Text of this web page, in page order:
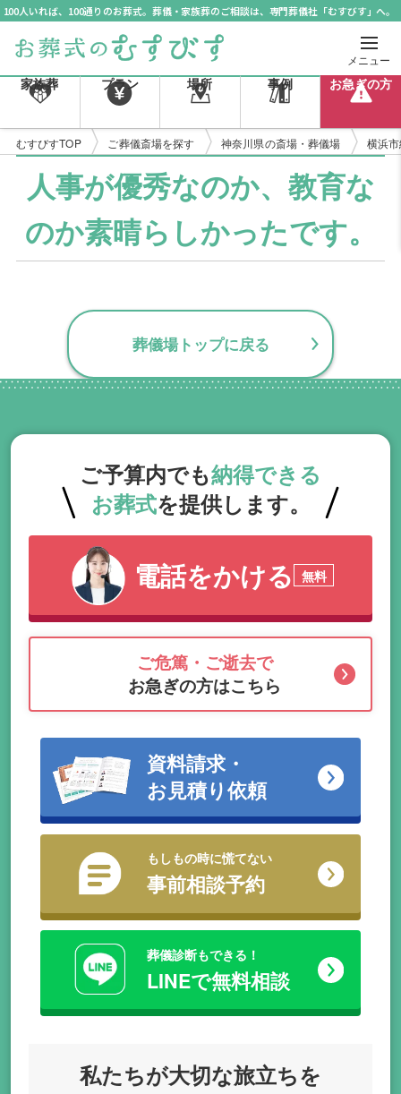
100人いれば、100通りのお葬式。葬儀・家族葬のご相談は、専門葬儀社「むすびす」へ。
メニュー
家族葬 プラン 場所 事例 お急ぎの方
むすびすTOP ご葬儀斎場を探す 神奈川県の斎場・葬儀場 横浜
人事が優秀なのか、教育な
のか素晴らしかったです。
葬儀場トップに戻る
ご予算内でも納得できる
お葬式を提供します。
電話をかける 無料
ご危篤・ご逝去で
お急ぎの方はこちら
資料請求・
お見積り依頼
もしもの時に慌てない
事前相談予約
葬儀診断もできる！
LINEで無料相談
私たちが大切な旅立ちを